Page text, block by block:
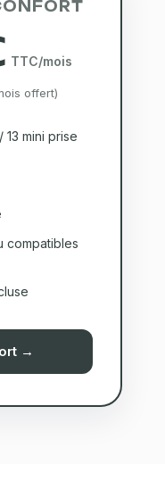
TTC/mois
offert)
mini prise
compatibles
→